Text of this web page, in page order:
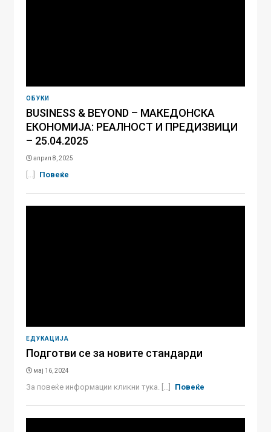
ОБУКИ
BUSINESS & BEYOND – МАКЕДОНСКА
ЕКОНОМИЈА: РЕАЛНОСТ И ПРЕДИЗВИЦИ
– 25.04.2025
април 8, 2025
[...] Повеќе
ЕДУКАЦИЈА
Подготви се за новите стандарди
мај 16, 2024
За повеќе информации кликни тука. [...] Повеќе